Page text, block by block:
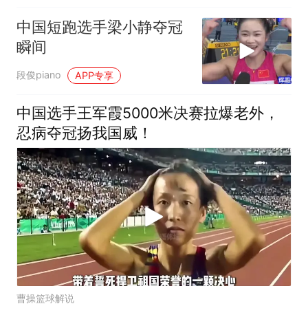
中国短跑选手梁小静夺冠
瞬间
段俊piano APP专享
中国选手王军霞5000米决赛拉爆老外，
忍病夺冠扬我国威！
曹操篮球解说